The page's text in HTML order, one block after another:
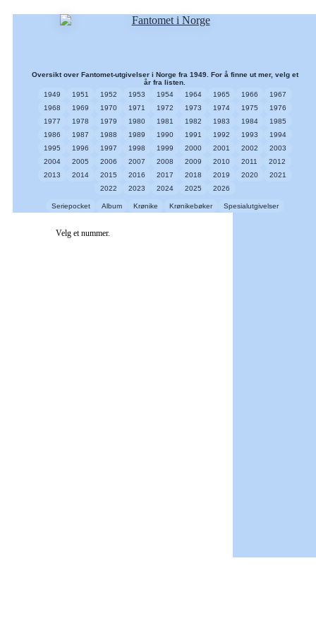
Oversikt over Fantomet-utgivelser i Norge fra 1949. For å finne ut mer, velg et
år fra listen.
1949
1951 1952 1953 1954 1964 1965 1966
1967
1968
1969 1970 1971 1972 1973 1974 1975
1976
1977
1978 1979 1980 1981 1982 1983 1984
1985
1986
1987 1988 1989 1990 1991 1992 1993
1994
1995
1996 1997 1998 1999 2000 2001 2002
2003
2004
2005 2006 2007 2008 2009 2010 2011
2012
2013
2014 2015 2016 2017 2018 2019 2020
2021
2022
2023 2024 2025 2026
Seriepocket Album Krønike Krønikebøker Spesialutgivelser
Velg et nummer.